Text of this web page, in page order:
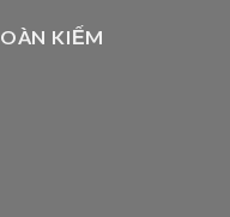
KIẾM